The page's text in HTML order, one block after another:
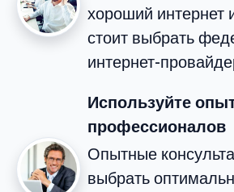
хороший интернет
стоит выбрать
интернет-
Используйте
профессионалов
Опытные
выбрать